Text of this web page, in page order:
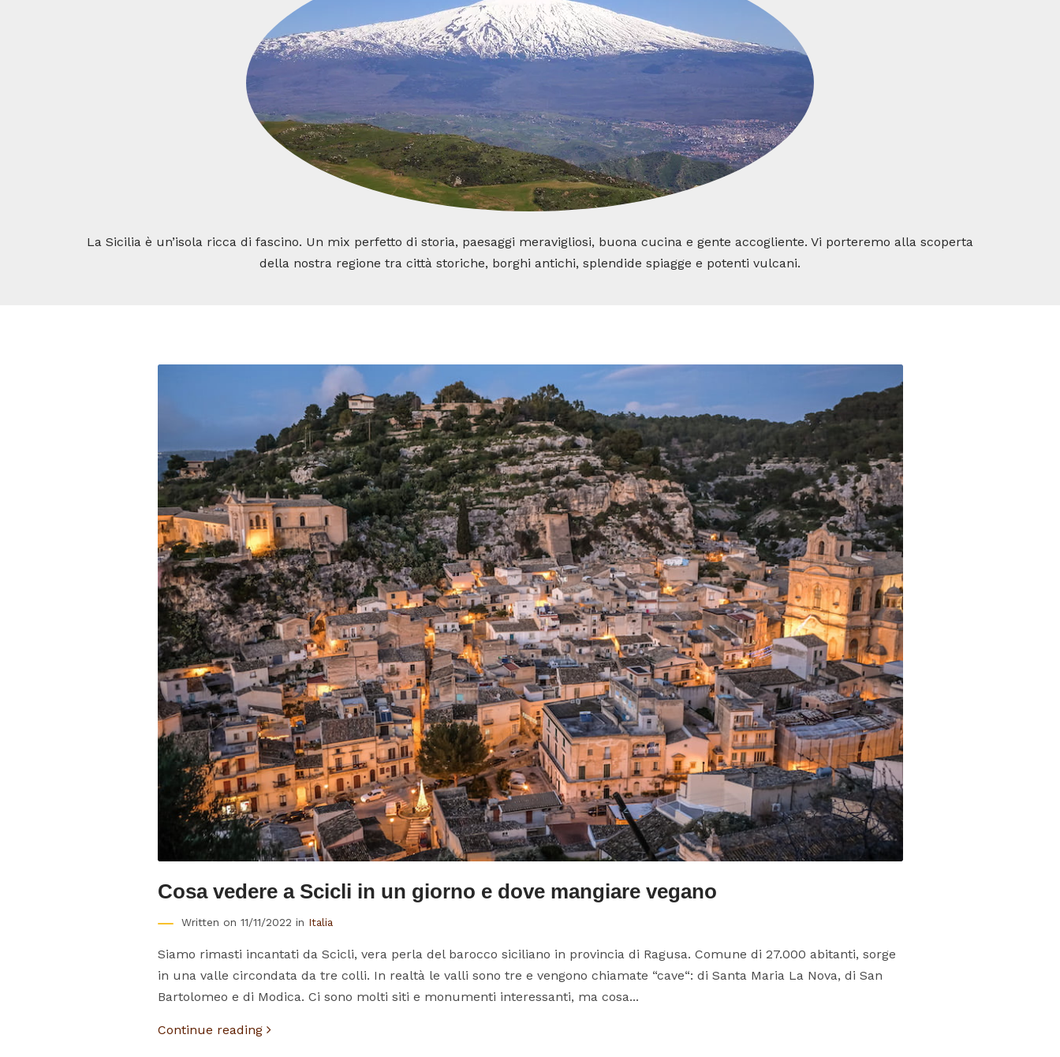
La Sicilia è un’isola ricca di fascino. Un mix perfetto di storia, paesaggi meravigliosi, buona cucina e gente accogliente. Vi porteremo alla scoperta
della nostra regione tra città storiche, borghi antichi, splendide spiagge e potenti vulcani.
Cosa vedere a Scicli in un giorno e dove mangiare vegano
Written on 11/11/2022 in Italia
Siamo rimasti incantati da Scicli, vera perla del barocco siciliano in provincia di Ragusa. Comune di 27.000 abitanti, sorge
in una valle circondata da tre colli. In realtà le valli sono tre e vengono chiamate “cave“: di Santa Maria La Nova, di San
Bartolomeo e di Modica. Ci sono molti siti e monumenti interessanti, ma cosa...
Continue reading